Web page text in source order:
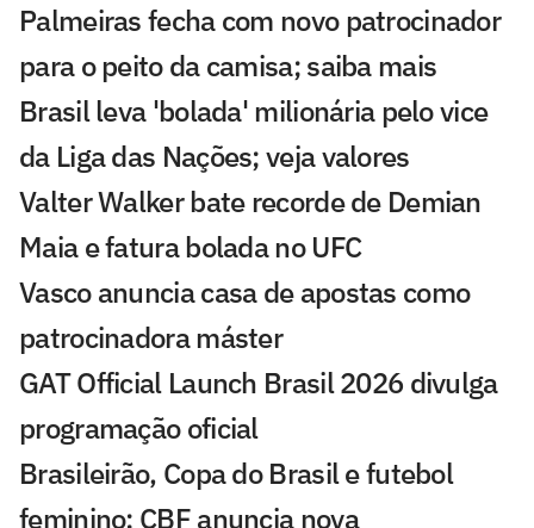
Palmeiras fecha com novo patrocinador
para o peito da camisa; saiba mais
Brasil leva 'bolada' milionária pelo vice
da Liga das Nações; veja valores
Valter Walker bate recorde de Demian
Maia e fatura bolada no UFC
Vasco anuncia casa de apostas como
patrocinadora máster
GAT Official Launch Brasil 2026 divulga
programação oficial
Brasileirão, Copa do Brasil e futebol
feminino: CBF anuncia nova